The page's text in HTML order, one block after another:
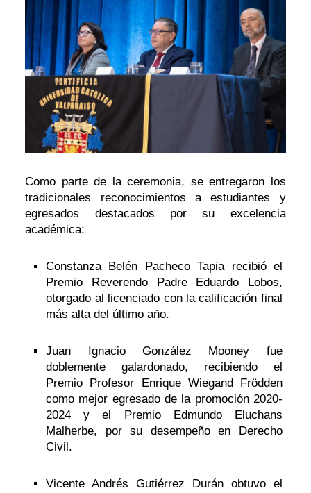
Como parte de la ceremonia, se entregaron los
tradicionales reconocimientos a estudiantes y
egresados destacados por su excelencia
académica:
Constanza Belén Pacheco Tapia recibió el
Premio Reverendo Padre Eduardo Lobos,
otorgado al licenciado con la calificación final
más alta del último año.
Juan Ignacio González Mooney fue
doblemente galardonado, recibiendo el
Premio Profesor Enrique Wiegand Frödden
como mejor egresado de la promoción 2020-
2024 y el Premio Edmundo Eluchans
Malherbe, por su desempeño en Derecho
Civil.
Vicente Andrés Gutiérrez Durán obtuvo el